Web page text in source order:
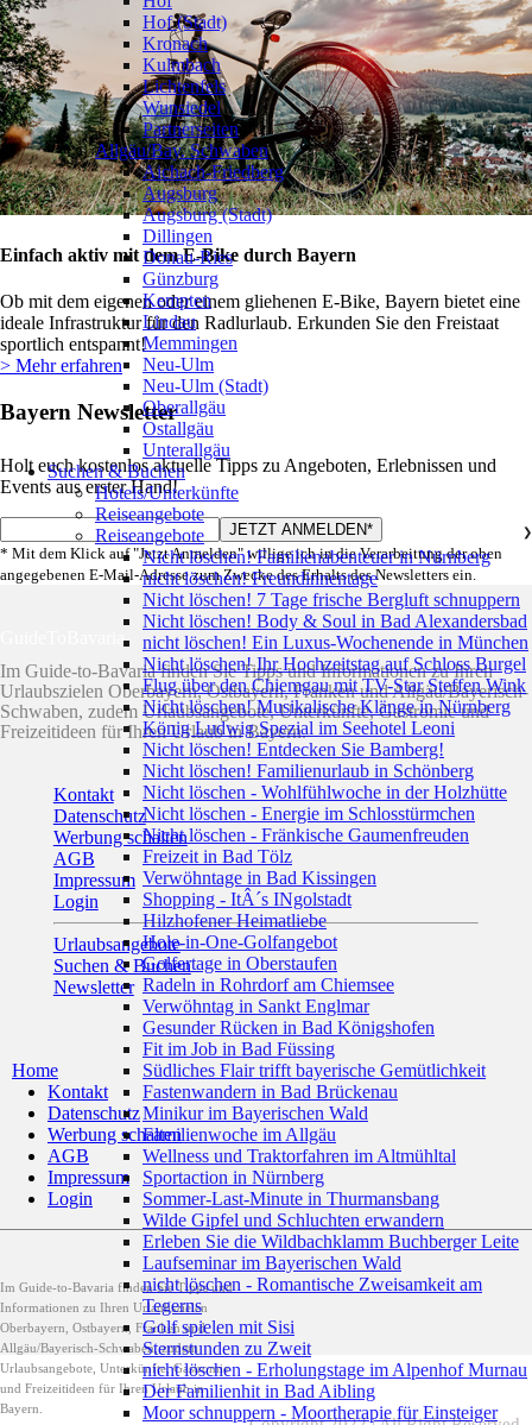
Einfach aktiv mit dem E-Bike durch Bayern
Ob mit dem eigenen oder einem gliehenen E-Bike, Bayern bietet eine
ideale Infrastruktur für den Radlurlaub. Erkunden Sie den Freistaat
sportlich entspannt!
> Mehr erfahren
Bayern Newsletter
Holt euch kostenlos aktuelle Tipps zu Angeboten, Erlebnissen und
Events aus erster Hand!
* Mit dem Klick auf "Jetzt Anmelden" willige ich in die Verarbeitung der oben
angegebenen E-Mail-Adresse zum Zwecke des Erhalts des Newsletters ein.
GuideToBavaria
Im Guide-to-Bavaria finden Sie Tipps und Informationen zu Ihren
Urlaubszielen Oberbayern, Ostbayern, Franken und Allgäu/Bayerisch-
Schwaben, zudem Urlaubsangebote, Unterkünfte, Gastromie und
Freizeitideen für Ihren Urlaub in Bayern.
Kontakt
Datenschutz
Werbung schalten
AGB
Impressum
Login
Urlaubsangebote
Suchen & Buchen
Newsletter
Home
Kontakt
Datenschutz
Werbung schalten
AGB
Impressum
Login
Im Guide-to-Bavaria finden Sie Tipps und
Informationen zu Ihren Urlaubszielen
Oberbayern, Ostbayern, Franken und
Allgäu/Bayerisch-Schwaben, zudem
Urlaubsangebote, Unterkünfte, Gastromie
und Freizeitideen für Ihren Urlaub in
Bayern.
Hof (Stadt)
Kronach
Kulmbach
Lichtenfels
Wunsiedel
Partnerseiten
Allgäu/Bay. Schwaben
❯
Aichach-Friedberg
Augsburg
Augsburg (Stadt)
Dillingen
Donau-Ries
Günzburg
Kempten
Lindau
Memmingen
Neu-Ulm
Neu-Ulm (Stadt)
Oberallgäu
Ostallgäu
Unterallgäu
Suchen & Buchen
Hotels/Unterkünfte
Reiseangebote
Reiseangebote
❯
Nicht löschen! Familienabenteuer in Nürnberg
nicht löschen! Freundinnentage
Nicht löschen! 7 Tage frische Bergluft schnuppern
Nicht löschen! Body & Soul in Bad Alexandersbad
nicht löschen! Ein Luxus-Wochenende in München
Nicht löschen! Ihr Hochzeitstag auf Schloss Burgel
Flug über den Chiemgau mit TV-Star Steffen Wink
Nicht löschen! Musikalische Klänge in Nürnberg
König Ludwig Spezial im Seehotel Leoni
Nicht löschen! Entdecken Sie Bamberg!
Nicht löschen! Familienurlaub in Schönberg
Nicht löschen - Wohlfühlwoche in der Holzhütte
Nicht löschen - Energie im Schlosstürmchen
Nicht löschen - Fränkische Gaumenfreuden
Freizeit in Bad Tölz
Verwöhntage in Bad Kissingen
Shopping - ItÂ´s INgolstadt
Hilzhofener Heimatliebe
Hole-in-One-Golfangebot
Golfertage in Oberstaufen
Radeln in Rohrdorf am Chiemsee
Verwöhntag in Sankt Englmar
Gesunder Rücken in Bad Königshofen
Fit im Job in Bad Füssing
Südliches Flair trifft bayerische Gemütlichkeit
Fastenwandern in Bad Brückenau
Minikur im Bayerischen Wald
Familienwoche im Allgäu
Wellness und Traktorfahren im Altmühltal
Sportaction in Nürnberg
Sommer-Last-Minute in Thurmansbang
Wilde Gipfel und Schluchten erwandern
Erleben Sie die Wildbachklamm Buchberger Leite
Laufseminar im Bayerischen Wald
nicht löschen - Romantische Zweisamkeit am
Tegerns
Golf spielen mit Sisi
Sternstunden zu Zweit
nicht löschen - Erholungstage im Alpenhof Murnau
Der Familienhit in Bad Aibling
Moor schnuppern - Moortherapie für Einsteiger